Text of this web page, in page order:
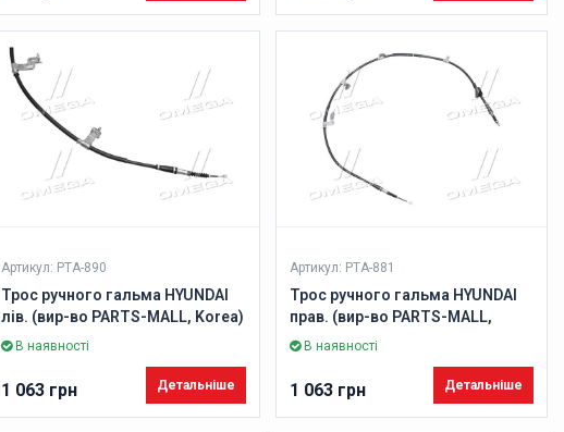
Артикул: PTA-890
Трос ручного гальма HYUNDAI
лів. (вир-во PARTS-MALL, Korea)
В наявності
1 063 грн Детальніше
Артикул: PTA-881
Трос ручного гальма HYUNDAI
прав. (вир-во PARTS-MALL,
Korea)
В наявності
1 063 грн Детальніше